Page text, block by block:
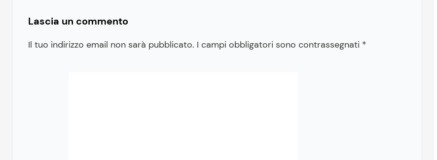
Lascia un commento
Il tuo indirizzo email non sarà pubblicato. I campi obbligatori sono contrassegnati *